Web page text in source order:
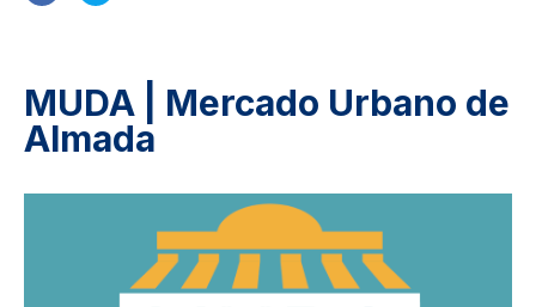
MUDA | Mercado Urbano de
Almada